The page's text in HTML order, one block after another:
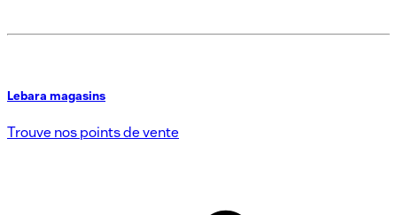
Lebara magasins
Trouve nos points de vente